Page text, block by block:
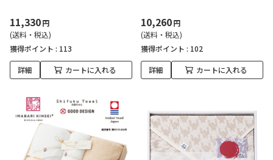
11,330円
(送料・税込)
獲得ポイント : 113
詳細 カートに入れる
10,260円
(送料・税込)
獲得ポイント : 102
詳細 カートに入れる